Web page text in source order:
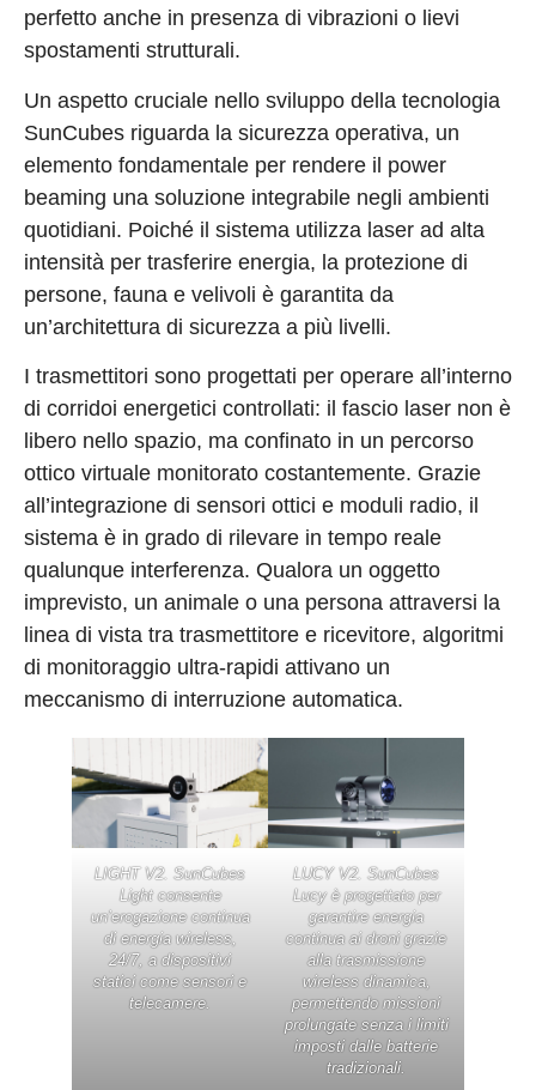
perfetto anche in presenza di vibrazioni o lievi
spostamenti strutturali.
Un aspetto cruciale nello sviluppo della tecnologia
SunCubes riguarda la sicurezza operativa, un
elemento fondamentale per rendere il power
beaming una soluzione integrabile negli ambienti
quotidiani. Poiché il sistema utilizza laser ad alta
intensità per trasferire energia, la protezione di
persone, fauna e velivoli è garantita da
un’architettura di sicurezza a più livelli.
I trasmettitori sono progettati per operare all’interno
di corridoi energetici controllati: il fascio laser non è
libero nello spazio, ma confinato in un percorso
ottico virtuale monitorato costantemente. Grazie
all’integrazione di sensori ottici e moduli radio, il
sistema è in grado di rilevare in tempo reale
qualunque interferenza. Qualora un oggetto
imprevisto, un animale o una persona attraversi la
linea di vista tra trasmettitore e ricevitore, algoritmi
di monitoraggio ultra-rapidi attivano un
meccanismo di interruzione automatica.
LIGHT V2. SunCubes
Light consente
un’erogazione continua
di energia wireless,
24/7, a dispositivi
statici come sensori e
telecamere.
LUCY V2. SunCubes
Lucy è progettato per
garantire energia
continua ai droni grazie
alla trasmissione
wireless dinamica,
permettendo missioni
prolungate senza i limiti
imposti dalle batterie
tradizionali.